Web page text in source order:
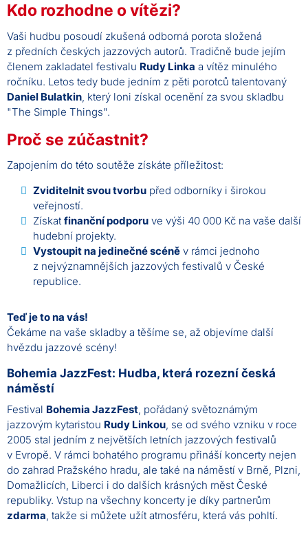
Kdo rozhodne o vítězi?
Vaši hudbu posoudí zkušená odborná porota složená
z předních českých jazzových autorů. Tradičně bude jejím
členem zakladatel festivalu Rudy Linka a vítěz minulého
ročníku. Letos tedy bude jedním z pěti porotců talentovaný
Daniel Bulatkin , který loni získal ocenění za svou skladbu
"The Simple Things".
Proč se zúčastnit?
Zapojením do této soutěže získáte příležitost:
Zviditelnit svou tvorbu před odborníky i širokou
veřejností.
Získat finanční podporu ve výši 40 000 Kč na vaše další
hudební projekty.
Vystoupit na jedinečné scéně v rámci jednoho
z nejvýznamnějších jazzových festivalů v České
republice.
Teď je to na vás!
Čekáme na vaše skladby a těšíme se, až objevíme další
hvězdu jazzové scény!
Bohemia JazzFest: Hudba, která rozezní česká
náměstí
Festival Bohemia JazzFest , pořádaný světoznámým
jazzovým kytaristou Rudy Linkou , se od svého vzniku v roce
2005 stal jedním z největších letních jazzových festivalů
v Evropě. V rámci bohatého programu přináší koncerty nejen
do zahrad Pražského hradu, ale také na náměstí v Brně, Plzni,
Domažlicích, Liberci i do dalších krásných měst České
republiky. Vstup na všechny koncerty je díky partnerům
zdarma , takže si můžete užít atmosféru, která vás pohltí.